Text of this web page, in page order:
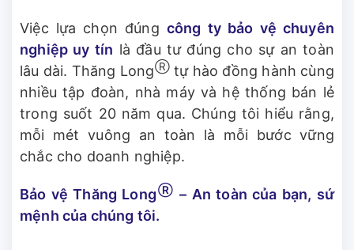
Việc lựa chọn đúng công ty bảo vệ chuyên
nghiệp uy tín là đầu tư đúng cho sự an toàn
lâu dài. Thăng LongⓇtự hào đồng hành cùng
nhiều tập đoàn, nhà máy và hệ thống bán lẻ
trong suốt 20 năm qua. Chúng tôi hiểu rằng,
mỗi mét vuông an toàn là mỗi bước vững
chắc cho doanh nghiệp.
Bảo vệ Thăng LongⓇ – An toàn của bạn, sứ
mệnh của chúng tôi.